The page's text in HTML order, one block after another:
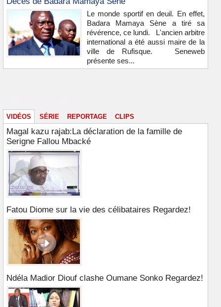
Le monde sportif en deuil. En effet,
Badara Mamaya Sène a tiré sa
révérence, ce lundi. L'ancien arbitre
international a été aussi maire de la
ville de Rufisque. Seneweb
présente ses...
VIDÉOS SÉRIE REPORTAGE CLIPS
Magal kazu rajab:La déclaration de la famille de
Serigne Fallou Mbacké
Fatou Diome sur la vie des célibataires Regardez!
Ndéla Madior Diouf clashe Oumane Sonko Regardez!